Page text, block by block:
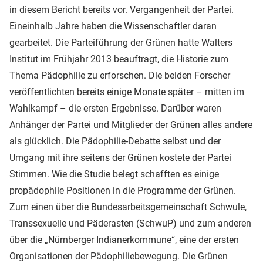
in diesem Bericht bereits vor. Vergangenheit der Partei.
Eineinhalb Jahre haben die Wissenschaftler daran
gearbeitet. Die Parteiführung der Grünen hatte Walters
Institut im Frühjahr 2013 beauftragt, die Historie zum
Thema Pädophilie zu erforschen. Die beiden Forscher
veröffentlichten bereits einige Monate später – mitten im
Wahlkampf – die ersten Ergebnisse. Darüber waren
Anhänger der Partei und Mitglieder der Grünen alles andere
als glücklich. Die Pädophilie-Debatte selbst und der
Umgang mit ihre seitens der Grünen kostete der Partei
Stimmen. Wie die Studie belegt schafften es einige
propädophile Positionen in die Programme der Grünen.
Zum einen über die Bundesarbeitsgemeinschaft Schwule,
Transsexuelle und Päderasten (SchwuP) und zum anderen
über die „Nürnberger Indianerkommune“, eine der ersten
Organisationen der Pädophiliebewegung. Die Grünen